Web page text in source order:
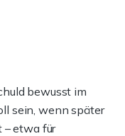
bewusst im
sein, wenn später
– etwa für